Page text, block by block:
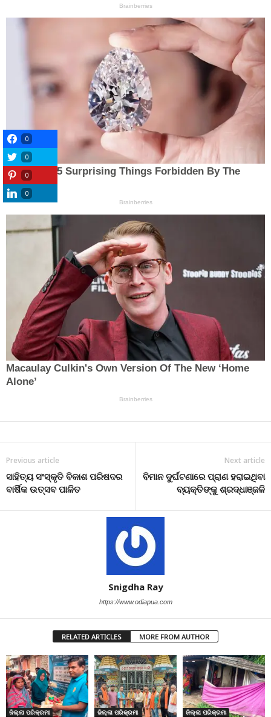
Previous article
ସାହିତ୍ୟ ସଂସ୍କୃତି ବିକାଶ ପରିଷଦର
ବାର୍ଷିକ ଉତ୍ସବ ପାଳିତ
Next article
ବିମାନ ଦୁର୍ଘଟଣାରେ ପ୍ରାଣ ହରାଇଥିବା
ବ୍ୟକ୍ତିଙ୍କୁ ଶ୍ରଦ୍ଧାଞ୍ଜଳି
Snigdha Ray
https://www.odiapua.com
RELATED ARTICLES MORE FROM AUTHOR
ଜିଲ୍ଲା ପରିକ୍ରମା ଜିଲ୍ଲା ପରିକ୍ରମା ଜିଲ୍ଲା ପରିକ୍ରମା
0
0
0
0